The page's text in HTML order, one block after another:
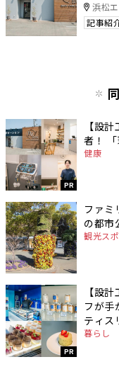
浜松
記事紹
PR
【設
者！
健康
ファミ
の都市
観光ス
PR
【設
フが手
ティス
暮らし